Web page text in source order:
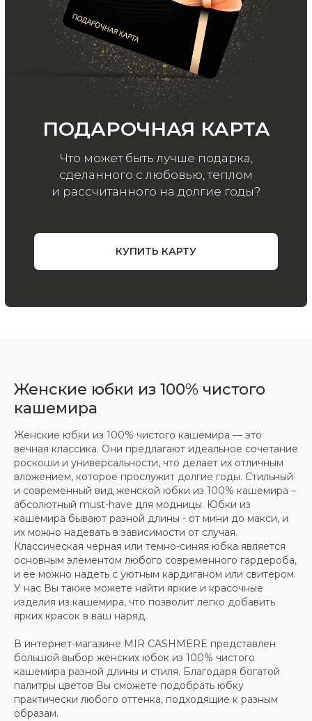
Женские юбки из 100% чистого
кашемира
Женские юбки из 100% чистого кашемира — это
вечная классика. Они предлагают идеальное сочетание
роскоши и универсальности, что делает их отличным
вложением, которое прослужит долгие годы. Стильный
и современный вид женской юбки из 100% кашемира –
абсолютный must-have для модницы. Юбки из
кашемира бывают разной длины - от мини до макси, и
их можно надевать в зависимости от случая.
Классическая черная или темно-синяя юбка является
основным элементом любого современного гардероба,
и ее можно надеть с уютным кардиганом или свитером.
У нас Вы также можете найти яркие и красочные
изделия из кашемира, что позволит легко добавить
ярких красок в ваш наряд.
В интернет-магазине MIR CASHMERE представлен
большой выбор женских юбок из 100% чистого
кашемира разной длины и стиля. Благодаря богатой
палитры цветов Вы сможете подобрать юбку
практически любого оттенка, подходящие к разным
образам.
Ваш e-mail
Подписаться
Все права защищены.
конфиденциальности